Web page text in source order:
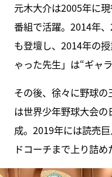
元木大介は2005年に
番組で活躍。2014年
も登壇し、2014年の
ゃった先生」は“ギャ
その後、徐々に野球の
は世界少年野球大会
成。2019年には読売
ドコーチまで上り詰め